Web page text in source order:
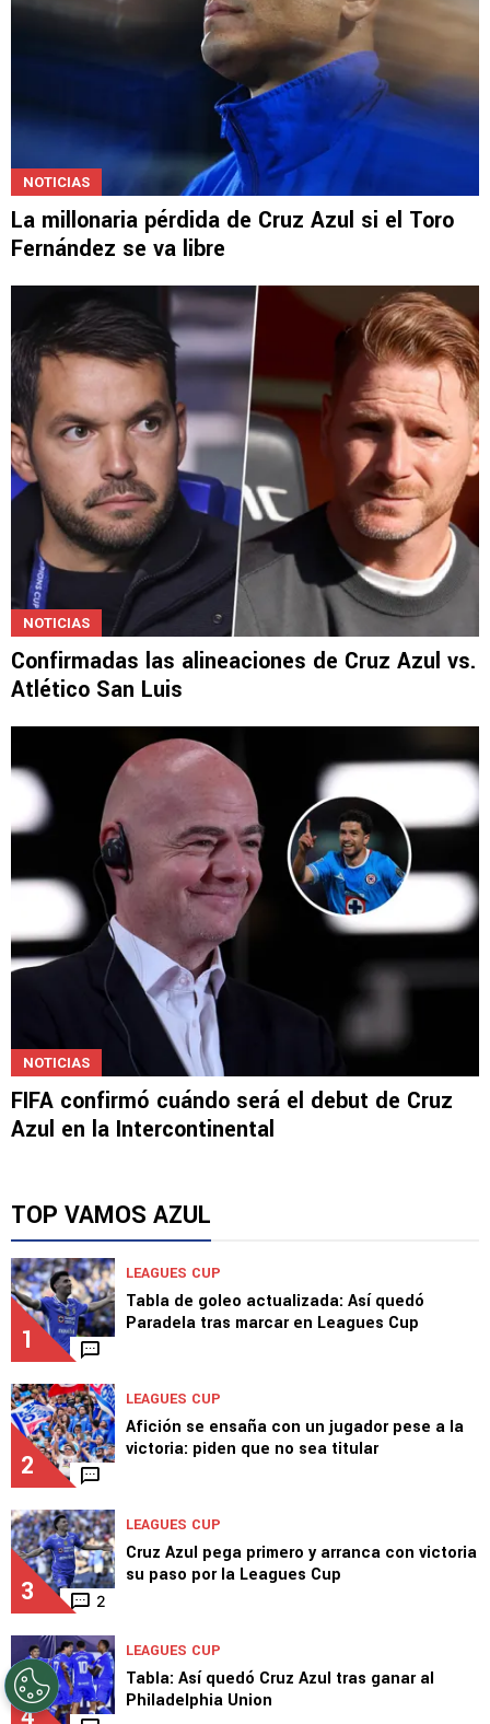
NOTICIAS
La millonaria pérdida de Cruz Azul si el Toro
Fernández se va libre
NOTICIAS
Confirmadas las alineaciones de Cruz Azul vs.
Atlético San Luis
NOTICIAS
FIFA confirmó cuándo será el debut de Cruz
Azul en la Intercontinental
TOP VAMOS AZUL
1
LEAGUES CUP
Tabla de goleo actualizada: Así quedó
Paradela tras marcar en Leagues Cup
2
LEAGUES CUP
Afición se ensaña con un jugador pese a la
victoria: piden que no sea titular
3 2
LEAGUES CUP
Cruz Azul pega primero y arranca con victoria
su paso por la Leagues Cup
LEAGUES CUP
Tabla: Así quedó Cruz Azul tras ganar al
Philadelphia Union